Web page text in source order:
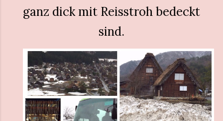
ganz dick mit Reisstroh bedeckt
sind.